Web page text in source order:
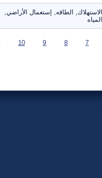
الاستهلاك, الطاقه, إستعمال الأراضي,
المياه
7
8
9
10